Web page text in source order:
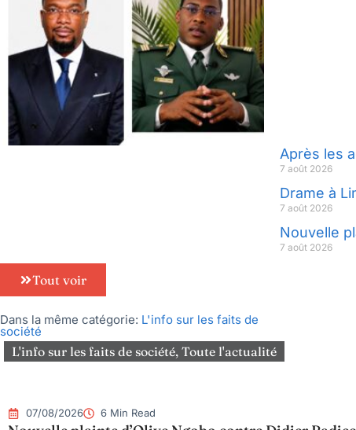
Après les
7 août 2026
Drame à
7 août 2026
Nouvelle
7 août 2026
Tout voir
Dans la même catégorie: L'info sur les faits de
société
L'info sur les faits de société, Toute l'actualité
07/08/2026 6 Min Read